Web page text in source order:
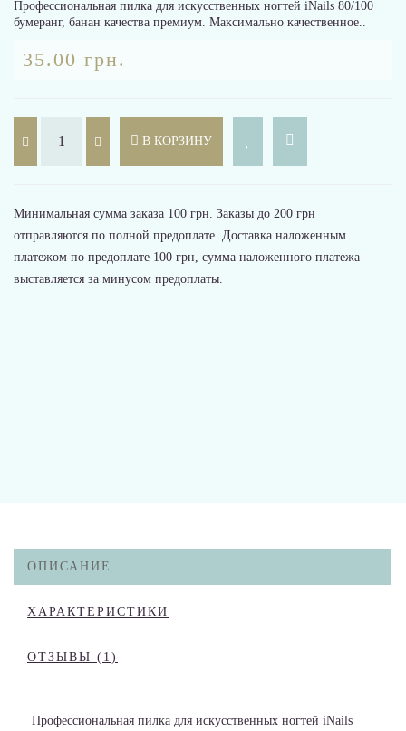
Профессиональная пилка для искусственных ногтей iNails 80/100
бумеранг, банан качества премиум. Максимально качественное..
35.00 грн.
В КОРЗИНУ
Минимальная сумма заказа 100 грн. Заказы до 200 грн
отправляются по полной предоплате. Доставка наложенным
платежом по предоплате 100 грн, сумма наложенного платежа
выставляется за минусом предоплаты.
ОПИСАНИЕ
ХАРАКТЕРИСТИКИ
ОТЗЫВЫ (1)
Профессиональная пилка для искусственных ногтей iNails